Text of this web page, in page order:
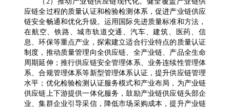
应链全过程的质量认证和检验检测体系，促进产业链供应
链安全畅通和优化升级。运用国际先进质量标准和方法，
在航空、铁路、城市轨道交通、汽车、建筑、医药、信
息、环保等重点产业，探索建立适合行业特点的质量认证
制度，推动质量管理向全供应链、全产业链、产品全生命
周期延伸；推行供应链安全管理体系、业务连续性管理体
系、合规管理体系等新型管理体系认证，提升供应链管理
水平；优化检验检测认证服务模式和产业布局，为产业链
供应链上下游提供一体化服务，鼓励产业链供应链头部企
业、集群企业引导采信，降低市场采购成本，提升产业链